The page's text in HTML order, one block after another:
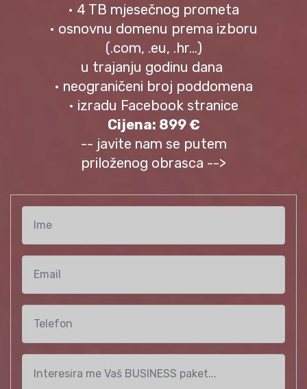
• 4 TB mjesečnog prometa
• osnovnu domenu prema izboru
(.com, .eu, .hr...)
u trajanju godinu dana
• neograničeni broj poddomena
• izradu Facebook stranice
Cijena: 899 €
-- javite nam se putem
priloženog obrasca -->